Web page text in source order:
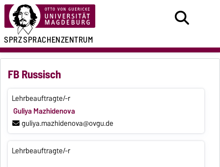
SPRZSPRACHENZENTRUM
FB Russisch
Lehrbeauftragte/-r
Guliya Mazhidenova
guliya.mazhidenova@ovgu.de
Lehrbeauftragte/-r